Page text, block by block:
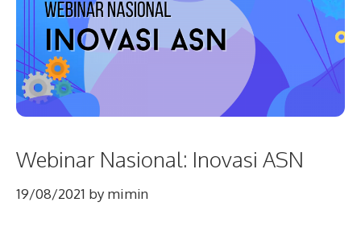
Webinar Nasional: Inovasi ASN
19/08/2021 by mimin